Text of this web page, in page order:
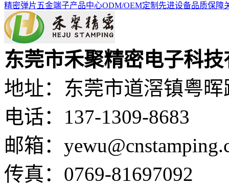
精密弹片五金端子产品中心ODM/OEM定制 先进设备品质保障
东莞市禾聚精密电子科
地址：东莞市道滘镇粤晖
电话：137-1309-8683
邮箱：
传真：0769-81697092